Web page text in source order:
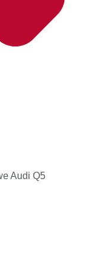
Audi Q5